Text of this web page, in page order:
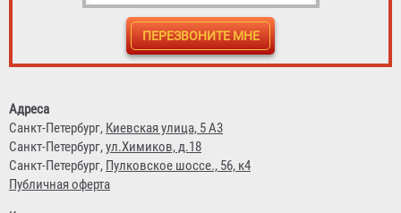
Головка рукавная ГР-70 (ГР-65) алюминий
311 ₽
Адреса
Санкт-Петербург, Киевская улица, 5 А3
Санкт-Петербург,ул.Химиков, д.18
Санкт-Петербург, Пулковское шоссе., 56, к4
Публичная оферта